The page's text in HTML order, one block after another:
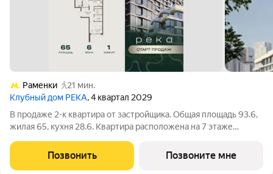
Раменки
21 мин.
Клубный дом РЕКА, 4 квартал 2029
В продаже 2-к квартира от застройщика. Общая площадь 93.6,
жилая 65, кухня 28.6. Квартира расположена на 7 этаже
кв. 2029 года. Высота потолка до 3.65 метра в квартирах и до
4,5 м в
Позвонить Позвоните мне